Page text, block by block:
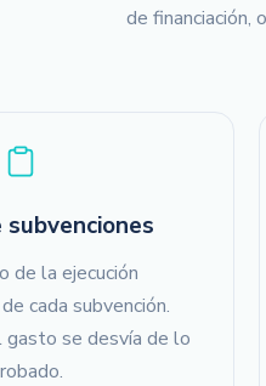
de financiación,
de la ejecución
cada subvención.
se desvía de lo